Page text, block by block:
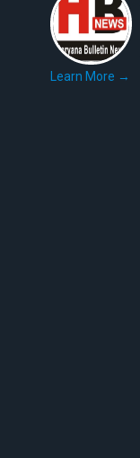
Learn More →